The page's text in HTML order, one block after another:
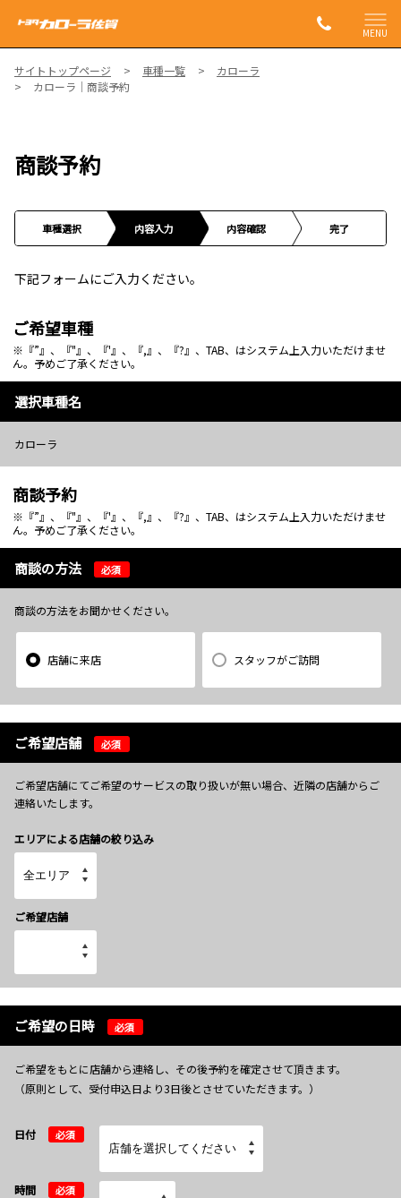
MENU
サイトトップページ 車種一覧
カローラ
カローラ｜商談予約
商談予約
車種選択 内容入力 内容確認 完了
下記フォームにご入力ください。
ご希望車種
※『”』、『"』、『'』、『,』、『?』、TAB、はシステム上入力いただけませ
ん。予めご了承ください。
選択車種名
カローラ
商談予約
※『”』、『"』、『'』、『,』、『?』、TAB、はシステム上入力いただけませ
ん。予めご了承ください。
商談の方法 必須
商談の方法をお聞かせください。
店舗に来店 スタッフがご訪問
ご希望店舗 必須
ご希望店舗にてご希望のサービスの取り扱いが無い場合、近隣の店舗からご
連絡いたします。
エリアによる店舗の絞り込み
ご希望店舗
ご希望の日時 必須
ご希望をもとに店舗から連絡し、その後予約を確定させて頂きます。
（原則として、受付申込日より3日後とさせていただきます。）
日付 必須
時間 必須